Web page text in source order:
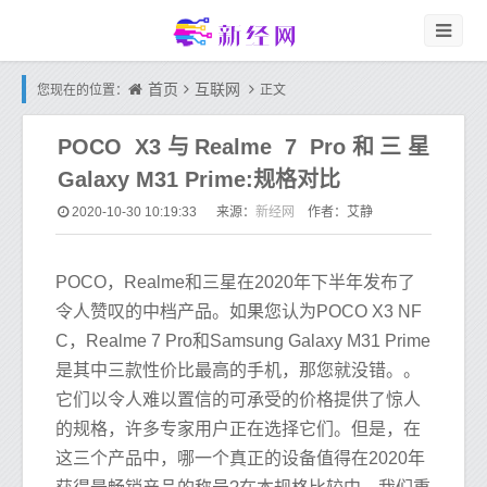
您现在的位置： 首页 互联网 正文
POCO X3与Realme 7 Pro和三星
Galaxy M31 Prime:规格对比
2020-10-30 10:19:33 来源： 新经网 作者：艾静
POCO，Realme和三星在2020年下半年发布了
令人赞叹的中档产品。如果您认为POCO X3 NF
C，Realme 7 Pro和Samsung Galaxy M31 Prime
是其中三款性价比最高的手机，那您就没错。。
它们以令人难以置信的可承受的价格提供了惊人
的规格，许多专家用户正在选择它们。但是，在
这三个产品中，哪一个真正的设备值得在2020年